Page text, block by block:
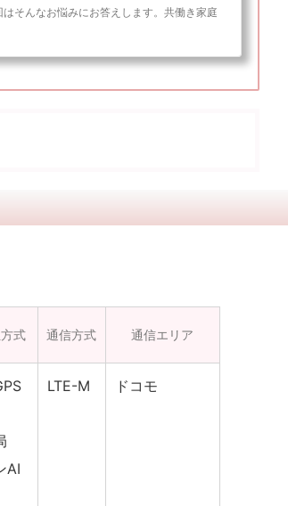
そんなお悩みにお答えします。共働き家庭
式 通信方式 通信エリア
AI
LTE-M ドコモ